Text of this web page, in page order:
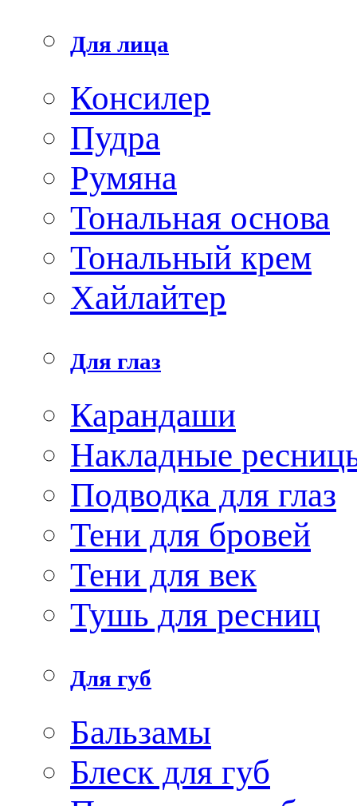
Для лица
Консилер
Пудра
Румяна
Тональная основа
Тональный крем
Хайлайтер
Для глаз
Карандаши
Накладные
Подводка для глаз
Тени для бровей
Тени для век
Тушь для ресниц
Для губ
Бальзамы
Блеск для губ